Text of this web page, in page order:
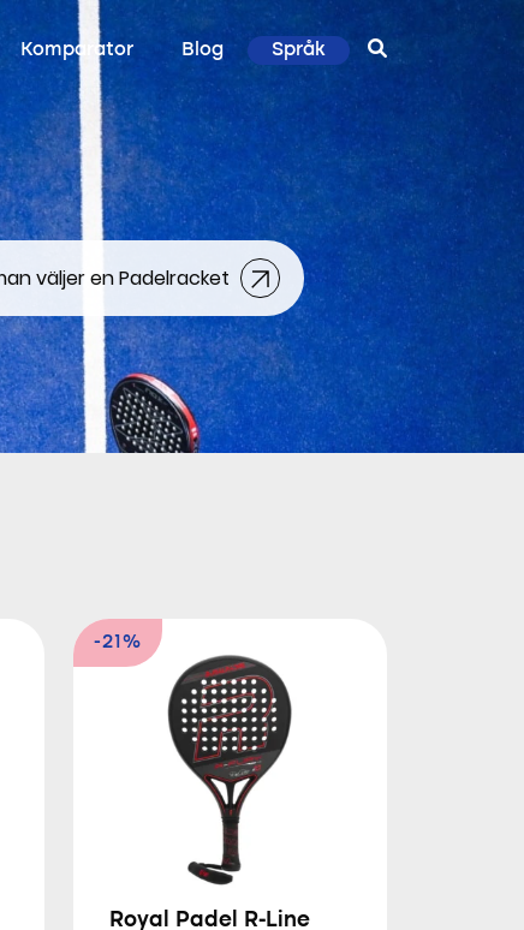
Komparator Blog Språk
väljer en Padelracket
-21%
Royal Padel R-Line